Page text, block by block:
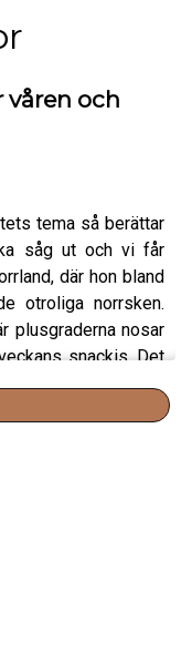
våren och
tema så berättar
såg ut och vi får
där hon bland
otroliga norrsken.
plusgraderna nosar
snackis. Det
vinter-foundation
som fortfarande